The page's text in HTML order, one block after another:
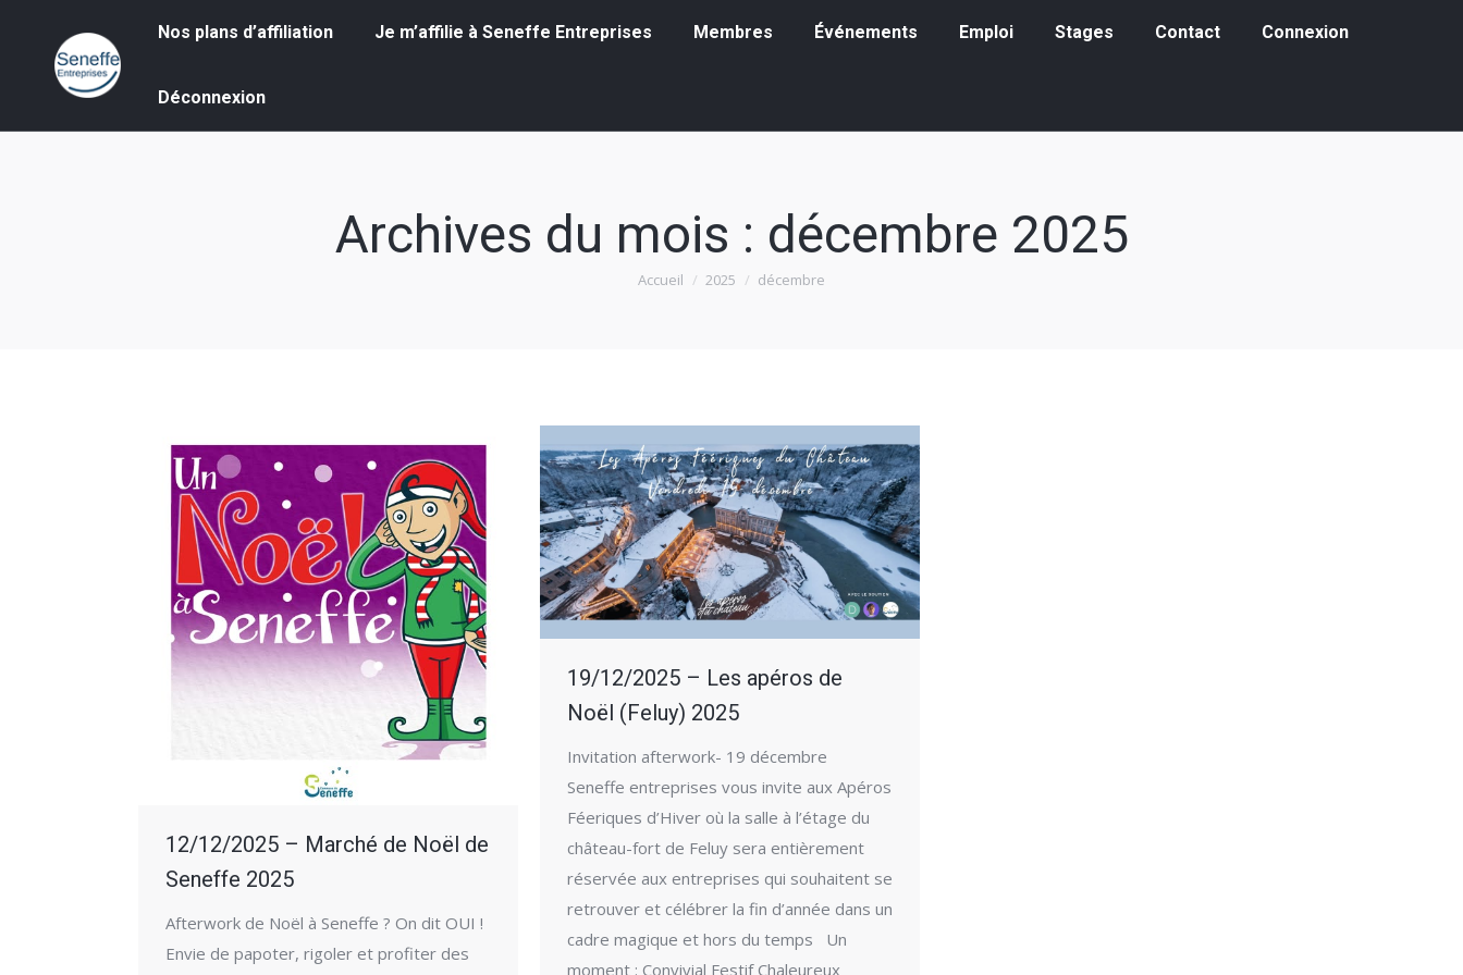
Nos plans d’affiliation Je m’affilie à Seneffe Entreprises Membres Événements Emploi Stages Contact Connexion
Déconnexion
Archives du mois : décembre 2025
Vous êtes ici :
Accueil 2025 décembre
12/12/2025 – Marché de Noël de
Seneffe 2025
Afterwork de Noël à Seneffe ? On dit OUI !
Envie de papoter, rigoler et profiter des
19/12/2025 – Les apéros de
Noël (Feluy) 2025
Invitation afterwork- 19 décembre
Seneffe entreprises vous invite aux Apéros
Féeriques d’Hiver où la salle à l’étage du
château-fort de Feluy sera entièrement
réservée aux entreprises qui souhaitent se
retrouver et célébrer la fin d’année dans un
cadre magique et hors du temps Un
moment : Convivial Festif Chaleureux
Nos plans d’affiliation Je m’affilie à Seneffe Entreprises Membres Événements Emploi Stages Contact
Connexion